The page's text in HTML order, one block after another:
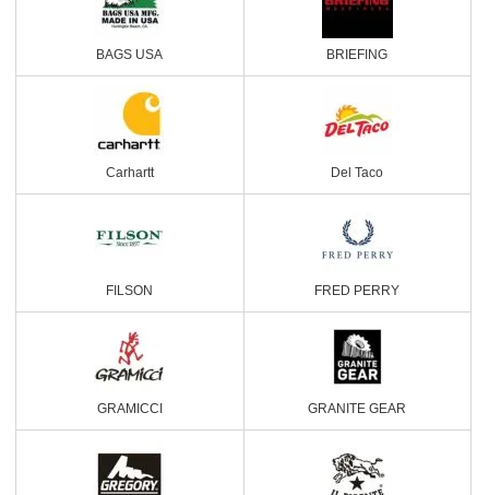
BAGS USA BRIEFING
Carhartt Del Taco
FILSON FRED PERRY
GRAMICCI GRANITE GEAR